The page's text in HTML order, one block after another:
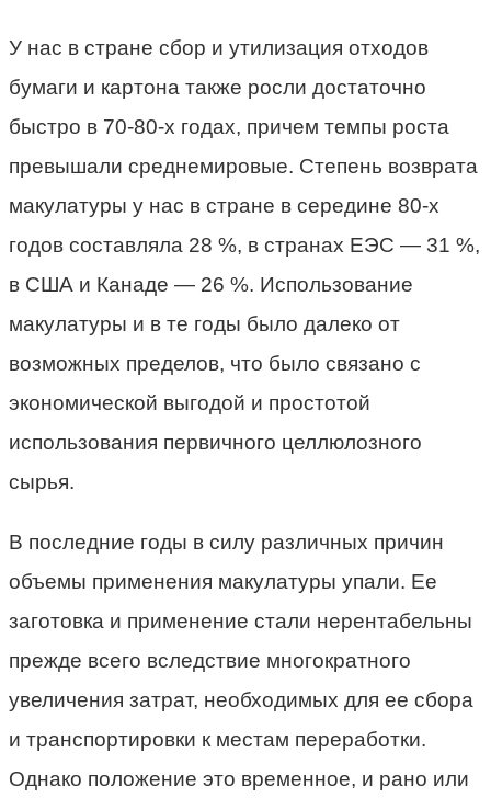
У нас в стране сбор и утилизация отходов
бумаги и картона также росли достаточно
быстро в 70-80-х годах, причем темпы роста
превышали среднемировые. Степень возврата
макулатуры у нас в стране в середине 80-х
годов составляла 28 %, в странах ЕЭС — 31 %,
в США и Канаде — 26 %. Использование
макулатуры и в те годы было далеко от
возможных пределов, что было связано с
экономической выгодой и простотой
использования первичного целлюлозного
сырья.
В последние годы в силу различных причин
объемы применения макулатуры упали. Ее
заготовка и применение стали нерентабельны
прежде всего вследствие многократного
увеличения затрат, необходимых для ее сбора
и транспортировки к местам переработки.
Однако положение это временное, и рано или